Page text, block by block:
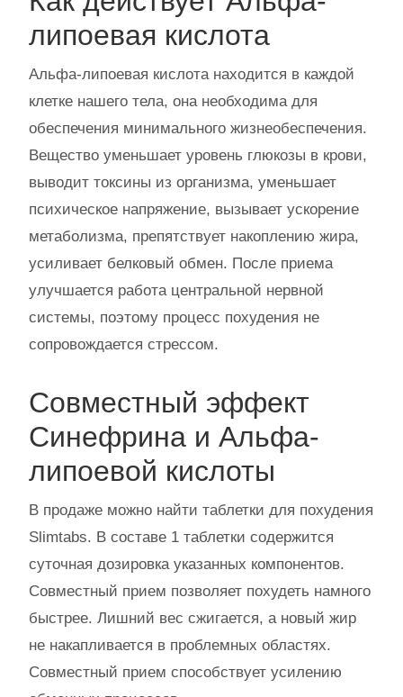
липоевая кислота
Альфа-липоевая кислота находится в каждой
клетке нашего тела, она необходима для
обеспечения минимального жизнеобеспечения.
Вещество уменьшает уровень глюкозы в крови,
выводит токсины из организма, уменьшает
психическое напряжение, вызывает ускорение
метаболизма, препятствует накоплению жира,
усиливает белковый обмен. После приема
улучшается работа центральной нервной
системы, поэтому процесс похудения не
сопровождается стрессом.
Совместный эффект
Синефрина и Альфа-
липоевой кислоты
В продаже можно найти таблетки для похудения
Slimtabs. В составе 1 таблетки содержится
суточная дозировка указанных компонентов.
Совместный прием позволяет похудеть намного
быстрее. Лишний вес сжигается, а новый жир
не накапливается в проблемных областях.
Совместный прием способствует усилению